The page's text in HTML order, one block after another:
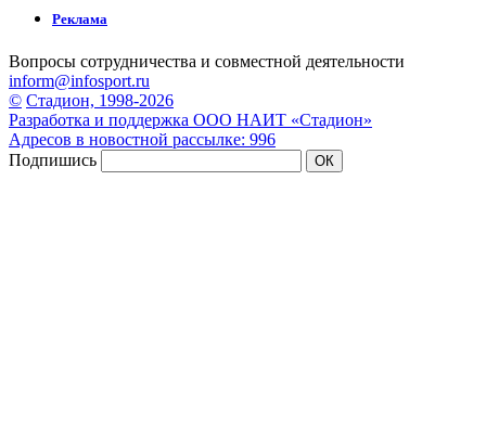
Реклама
Вопросы сотрудничества и совместной деятельности
inform@infosport.ru
© Стадион, 1998-2026
Разработка и поддержка ООО НАИТ «Стадион»
Адресов в новостной рассылке: 996
Подпишись